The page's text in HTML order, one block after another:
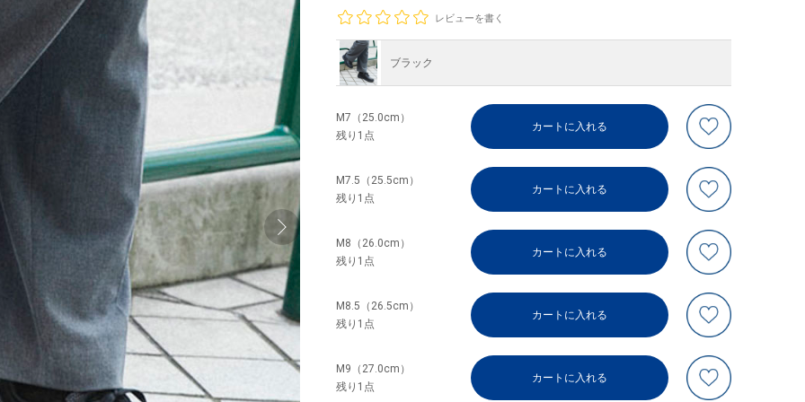
レビューを書く
ブラック
M7（25.0cm）
残り1点
カートに入れる
M7.5（25.5cm）
残り1点
カートに入れる
M8（26.0cm）
残り1点
カートに入れる
M8.5（26.5cm）
残り1点
カートに入れる
M9（27.0cm）
残り1点
カートに入れる